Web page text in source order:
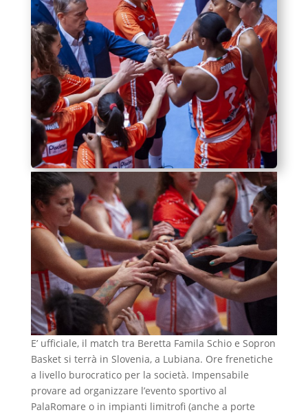
E’ ufficiale, il match tra Beretta Famila Schio e Sopron
Basket si terrà in Slovenia, a Lubiana. Ore frenetiche
a livello burocratico per la società. Impensabile
provare ad organizzare l’evento sportivo al
PalaRomare o in impianti limitrofi (anche a porte